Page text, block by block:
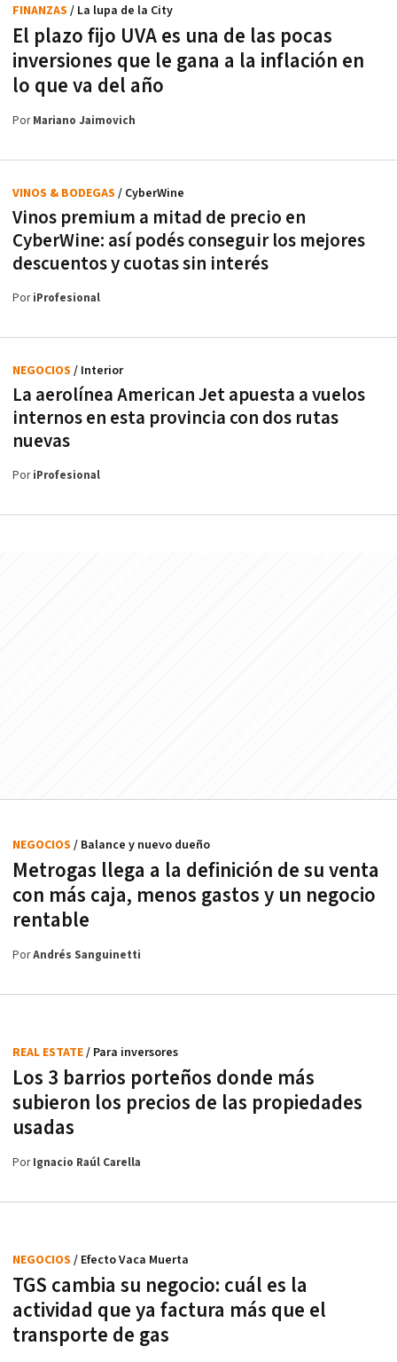
El plazo fijo UVA es una de las pocas
inversiones que le gana a la inflación en
lo que va del año
FINANZAS / La lupa de la City
PorMariano Jaimovich
Vinos premium a mitad de precio en
CyberWine: así podés conseguir los mejores
descuentos y cuotas sin interés
VINOS & BODEGAS / CyberWine
PoriProfesional
La aerolínea American Jet apuesta a vuelos
internos en esta provincia con dos rutas
nuevas
NEGOCIOS / Interior
PoriProfesional
Metrogas llega a la definición de su venta
con más caja, menos gastos y un negocio
rentable
NEGOCIOS / Balance y nuevo dueño
PorAndrés Sanguinetti
Los 3 barrios porteños donde más
subieron los precios de las propiedades
usadas
REAL ESTATE/ Para inversores
PorIgnacio Raúl Carella
TGS cambia su negocio: cuál es la
actividad que ya factura más que el
transporte de gas
NEGOCIOS / Efecto Vaca Muerta